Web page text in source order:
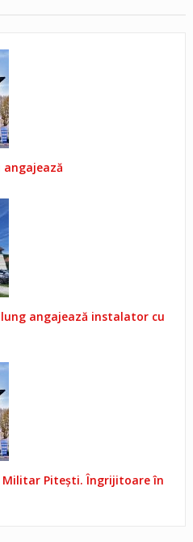
angajează instalator cu
Pitești. Îngrijitoare în